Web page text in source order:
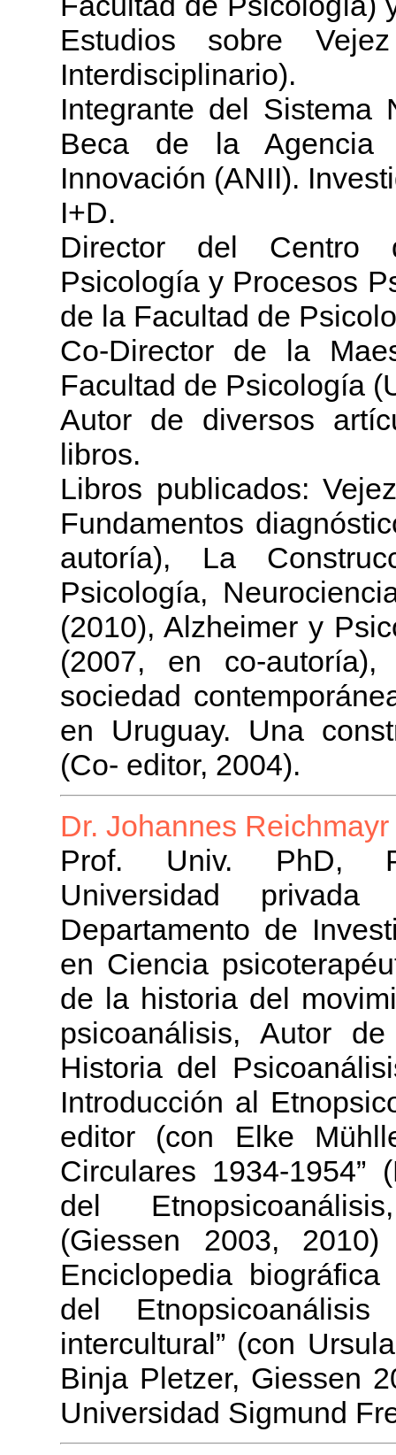
Estudios sobre
Interdisciplinario).
Integrante del Sistema
Beca de la Agencia
Innovación (ANII).
I+D.
Director del Centro
Psicología y Procesos
de la Facultad de
Co-Director de la
Facultad de Psicología
Autor de diversos
libros.
Libros publicados:
Fundamentos
autoría), La
Psicología,
(2010), Alzheimer y
(2007, en co-
sociedad
en Uruguay. Una
(Co- editor, 2004).
Dr. Johannes Reichmayr
Prof. Univ. PhD,
Universidad
Departamento de
en Ciencia
de la historia del
psicoanálisis, Autor
Historia del
Introducción al
editor (con Elke
Circulares 1934-1954”
del
(Giessen 2003,
Enciclopedia
del
intercultural” (con
Binja Pletzer, Giessen
Universidad Sigmund